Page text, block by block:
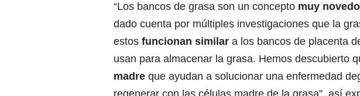
“Los bancos de grasa son un concepto muy
dado cuenta por múltiples investigaciones que la
estos funcionan similar a los bancos de placenta
usan para almacenar la grasa. Hemos descubierto
madre que ayudan a solucionar una enfermedad